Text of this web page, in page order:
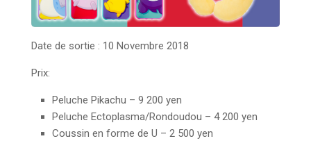
Date de sortie : 10 Novembre 2018
Prix:
Peluche Pikachu – 9 200 yen
Peluche Ectoplasma/Rondoudou – 4 200 yen
Coussin en forme de U – 2 500 yen